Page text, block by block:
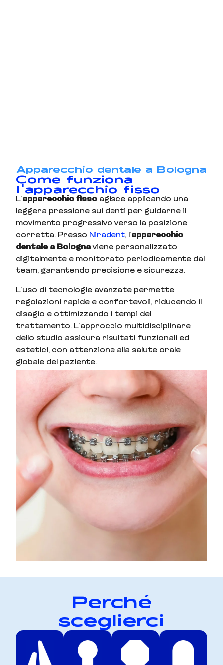
Apparecchio dentale a Bologna
Come funziona
l'apparecchio fisso
L’apparecchio fisso agisce applicando una
leggera pressione sui denti per guidarne il
movimento progressivo verso la posizione
corretta. Presso Niradent, l’apparecchio
dentale a Bolognaviene personalizzato
digitalmente e monitorato periodicamente dal
team, garantendo precisione e sicurezza.
L’uso di tecnologie avanzate permette
regolazioni rapide e confortevoli, riducendo il
disagio e ottimizzando i tempi del
trattamento. L’approccio multidisciplinare
dello studio assicura risultati funzionali ed
estetici, con attenzione alla salute orale
globale del paziente.
Perché
sceglierci